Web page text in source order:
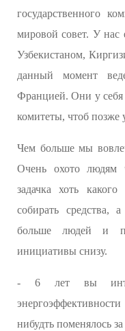
государственного
мировой совет. У нас
Узбекистаном,
данный момент
Францией. Они у себя
комитеты, чтоб позже
Чем больше мы
Очень охото людям
задачка хоть
собирать средства,
больше людей и
инициативы снизу.
- 6 лет вы
нибудть поменялось